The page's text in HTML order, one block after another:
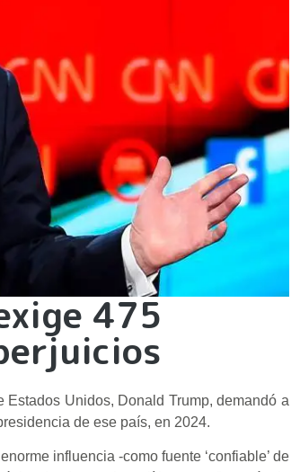
475
Unidos, Donald Trump, demandó a
de ese país, en 2024.
influencia -como fuente ‘confiable’ de